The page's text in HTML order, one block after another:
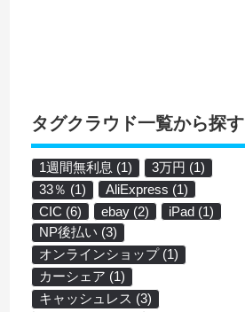
タグクラウド一覧から探す
1週間無利息 (1) 3万円 (1)
33％ (1) AliExpress (1)
CIC (6) ebay (2) iPad (1)
NP後払い (3)
オンラインショップ(1)
カーシェア (1)
キャッシュレス (3)